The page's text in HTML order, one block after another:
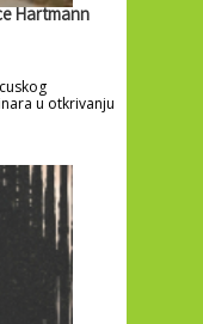
Hartmann
u otkrivanju